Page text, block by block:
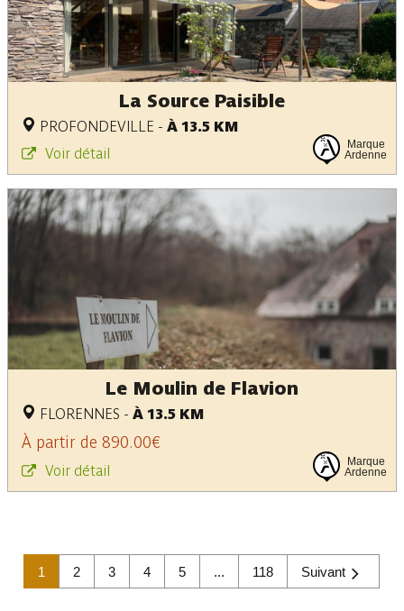
La Source Paisible
PROFONDEVILLE - À 13.5 KM
Voir détail
Marque
Ardenne
Le Moulin de Flavion
FLORENNES - À 13.5 KM
À partir de 890.00€
Voir détail
Marque
Ardenne
1 2 3 4 5 ... 118 Suivant